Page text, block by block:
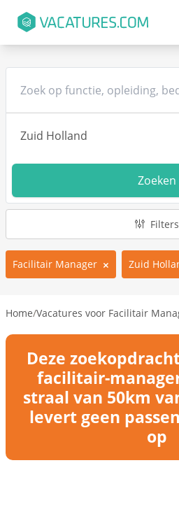
Zoeken
Filters
Facilitair Manager Zuid
Home/Vacatures voor Facilitair
Deze
facilitair-
straal van 50km
levert geen
op